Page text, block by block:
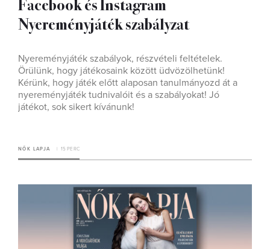
Nyereményjáték szabályzat
Nyereményjáték szabályok, részvételi feltételek.
Örülünk, hogy játékosaink között üdvözölhetünk!
Kérünk, hogy játék előtt alaposan tanulmányozd át a
nyereményjáték tudnivalóit és a szabályokat! Jó
játékot, sok sikert kívánunk!
NŐK LAPJA 15 PERC